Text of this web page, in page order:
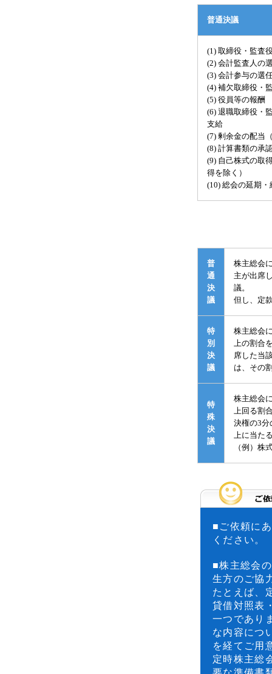
普通決議
(1) 取締役・監査
(2) 会計監査人の
(3) 会計参与の選
(4) 補欠取締役・
(5) 役員等の報酬
(6) 退職取締役・
支給
(7) 剰余金の配当
(8) 計算書類の承
(9) 自己株式の取
得を除く）
(10) 総会の延期・
普
通
決
議
株主総会
主が出席
議。
但し、定
特
別
決
議
株主総会
上の割合
席した当
は、その
特
殊
決
議
株主総会
上回る割
決権の3分
上に当た
（例）株
■ご依頼に
ください。
■株主総会
生方のご協
たとえば、
貸借対照表
一つであり
な内容につ
を経てご用
定時株主総